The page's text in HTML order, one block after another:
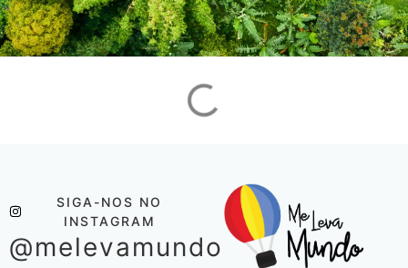
SIGA-NOS NO
INSTAGRAM
@melevamundo